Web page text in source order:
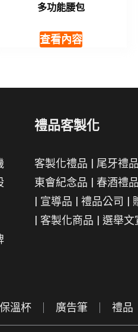
多功能腰包
查看內容
禮品客製化
客製化禮品 | 尾牙禮品
東會紀念品 | 春酒禮品
| 宣導品 | 禮品公司 |
| 客製化商品 | 選舉文
保溫杯 廣告筆 禮品